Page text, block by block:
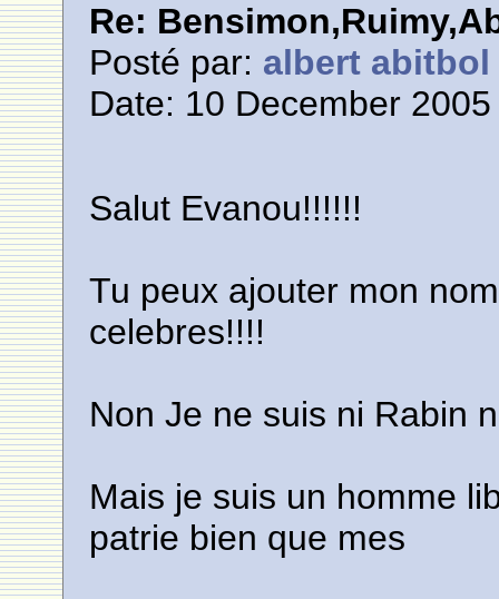
Re:
Posté par: albert abitbol
Date: 10 December
Salut Evanou!!!!!!
Tu peux ajouter mon
celebres!!!!
Non Je ne suis ni Rabin
Mais je suis un homme
patrie bien que mes